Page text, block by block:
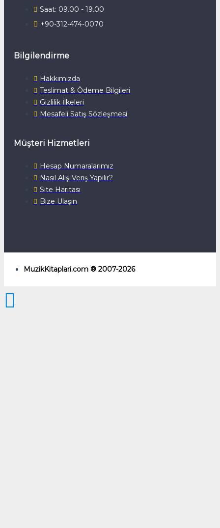
Saat: 09.00 - 19.00
+90-312-474-0070
Bilgilendirme
Hakkımızda
Teslimat & Ödeme Bilgileri
Gizlilik İlkeleri
Mesafeli Satış Sözleşmesi
Müşteri Hizmetleri
Hesap Numaralarımız
Nasıl Alış-Veriş Yapılır?
Site Haritası
Bize Ulaşın
MuzikKitaplari.com ® 2007-2026